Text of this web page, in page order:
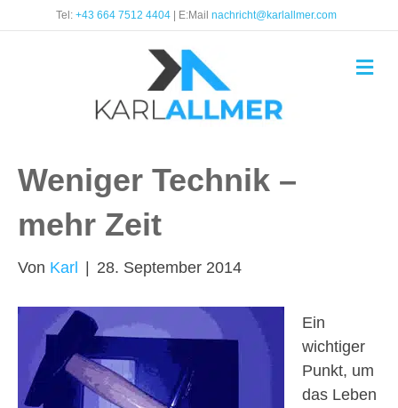
Tel: +43 664 7512 4404 | E:Mail nachricht@karlallmer.com
N
a
Weniger Technik –
mehr Zeit
Von Karl 28. September 2014
Ein
wichtiger
Punkt, um
das Leben